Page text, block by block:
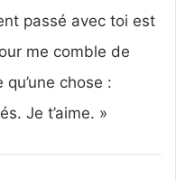
passé avec toi est
me comble de
chose :
Je t’aime. »